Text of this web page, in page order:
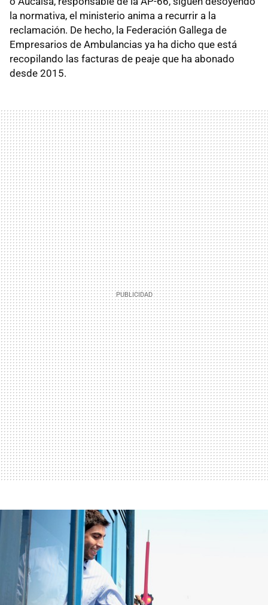
la normativa, el ministerio anima a recurrir a la
reclamación. De hecho, la Federación Gallega de
Empresarios de Ambulancias ya ha dicho que está
recopilando las facturas de peaje que ha abonado
desde 2015.